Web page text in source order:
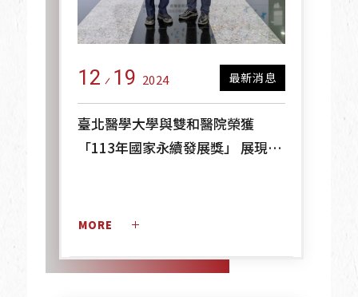
12 19 2024 最新消息
臺北醫學大學與雙和醫院榮獲
「113年國家永續發展獎」 展現教
MORE